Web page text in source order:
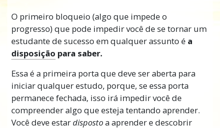
E você tem de saber como estudar para ser
bem-sucedido na vida. Se não consegue
estudar, você não consegue aprender e se não
consegue aprender, nunca irá melhorar. E
sem melhora, você não encontrará muito
sucesso no que faz.
Mas se você conhecer e conseguir aplicar a
tecnologia de estudo, você pode ser cada vez
O primeiro bloqueio (algo que impede o
progresso) que pode impedir você de se tornar um
estudante de sucesso em qualquer assunto é a
disposição para saber.
Essa é a primeira porta que deve ser aberta para
iniciar qualquer estudo, porque, se essa porta
permanece fechada, isso irá impedir você de
compreender algo que esteja tentando aprender.
Você deve estardispostoa aprender e descobrir